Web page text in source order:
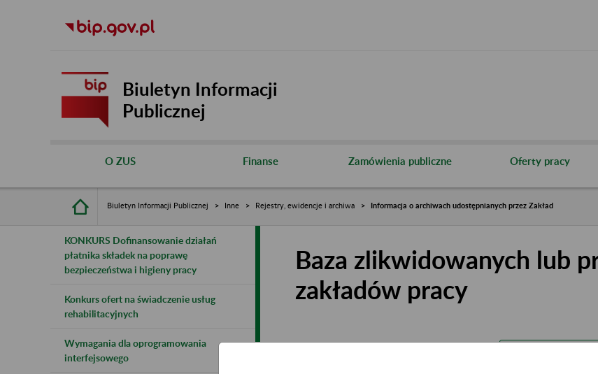
Biuletyn Informacji
Publicznej
O ZUS Finanse Zamówienia publiczne Oferty pracy
Biuletyn Informacji Publicznej Inne Rejestry, ewidencje i archiwa Informacja o archiwach udostępnianych przez Zakład
KONKURS Dofinansowanie działań
płatnika składek na poprawę
bezpieczeństwa i higieny pracy
Konkurs ofert na świadczenie usług
rehabilitacyjnych
Wymagania dla oprogramowania
interfejsowego
Baza zlikwidowanych lub
zakładów pracy